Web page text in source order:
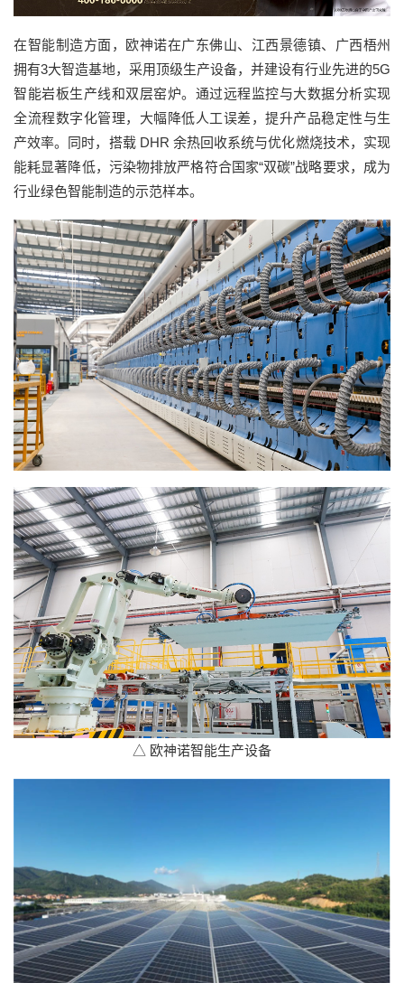
在智能制造方面，欧神诺在广东佛山、江西景德镇、广西梧州
拥有3大智造基地，采用顶级生产设备，并建设有行业先进的5G
智能岩板生产线和双层窑炉。通过远程监控与大数据分析实现
全流程数字化管理，大幅降低人工误差，提升产品稳定性与生
产效率。同时，搭载 DHR 余热回收系统与优化燃烧技术，实现
能耗显著降低，污染物排放严格符合国家“双碳”战略要求，成为
行业绿色智能制造的示范样本。
△ 欧神诺智能生产设备